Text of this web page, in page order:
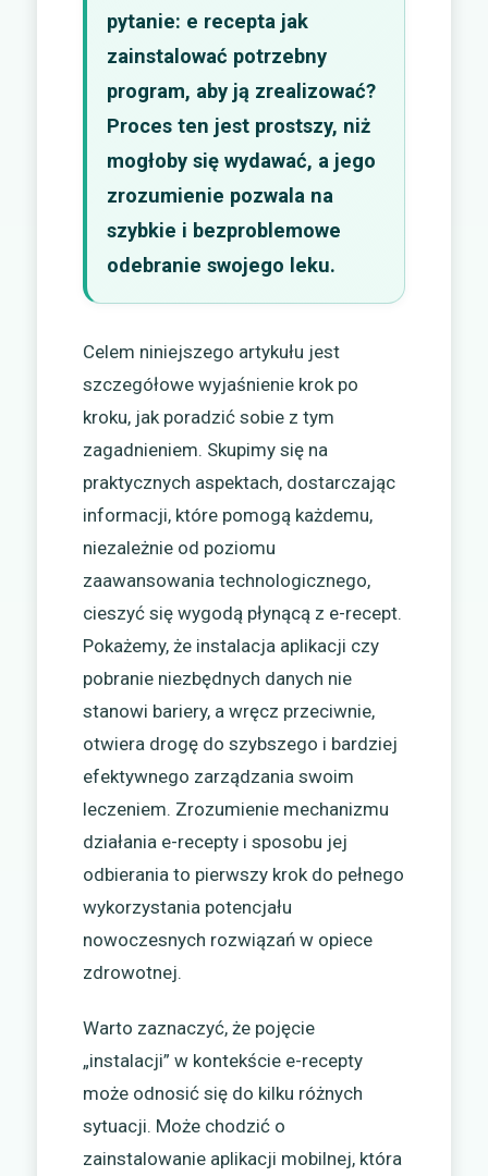
pytanie: e recepta jak
zainstalować potrzebny
program, aby ją zrealizować?
Proces ten jest prostszy, niż
mogłoby się wydawać, a jego
zrozumienie pozwala na
szybkie i bezproblemowe
odebranie swojego leku.
Celem niniejszego artykułu jest
szczegółowe wyjaśnienie krok po
kroku, jak poradzić sobie z tym
zagadnieniem. Skupimy się na
praktycznych aspektach, dostarczając
informacji, które pomogą każdemu,
niezależnie od poziomu
zaawansowania technologicznego,
cieszyć się wygodą płynącą z e-recept.
Pokażemy, że instalacja aplikacji czy
pobranie niezbędnych danych nie
stanowi bariery, a wręcz przeciwnie,
otwiera drogę do szybszego i bardziej
efektywnego zarządzania swoim
leczeniem. Zrozumienie mechanizmu
działania e-recepty i sposobu jej
odbierania to pierwszy krok do pełnego
wykorzystania potencjału
nowoczesnych rozwiązań w opiece
zdrowotnej.
Warto zaznaczyć, że pojęcie
„instalacji” w kontekście e-recepty
może odnosić się do kilku różnych
sytuacji. Może chodzić o
zainstalowanie aplikacji mobilnej, która